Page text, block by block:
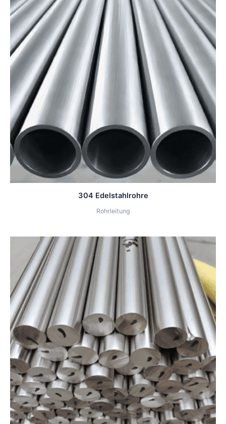
304 Edelstahlrohre
Rohrleitung